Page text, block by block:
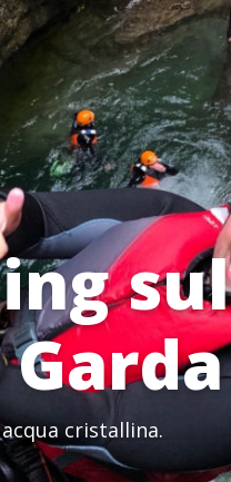
sul
cristallina.